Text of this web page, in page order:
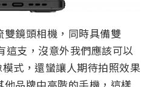
鏡頭相機，同時具備雙
這支，沒意外我們應該可以
式，還蠻讓人期待拍照效果